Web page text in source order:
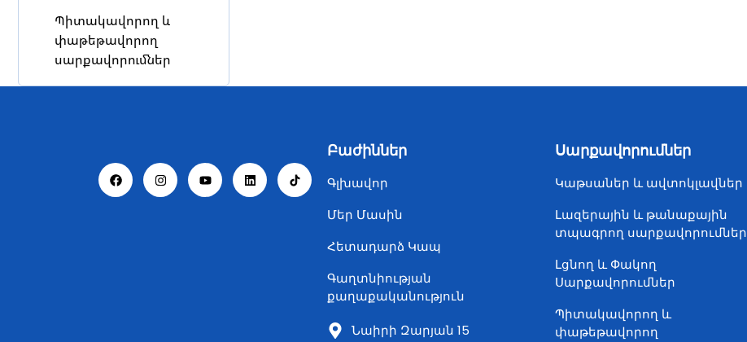
Պիտակավորող և
փաթեթավորող
սարքավորումներ
Բաժիններ
Գլխավոր
Մեր Մասին
Հետադարձ Կապ
Գաղտնիության
քաղաքականություն
Նաիրի Զարյան 15
Սարքավորումներ
Կաթսաներ և ավտոկլավներ
Լազերային և թանաքային
տպագրող սարքավորումներ
Լցնող և Փակող
Սարքավորումներ
Պիտակավորող և
փաթեթավորող